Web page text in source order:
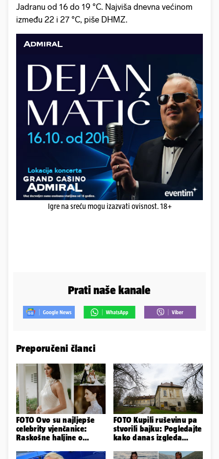
Jadranu od 16 do 19 °C. Najviša dnevna većinom
između 22 i 27 °C, piše DHMZ.
Igre na sreću mogu izazvati ovisnost. 18+
Prati naše kanale
Preporučeni članci
FOTO Ovo su najljepše
celebrity vjenčanice:
Raskošne haljine o
svijet
FOTO Kupili ruševinu pa
stvorili bajku: Pogledajte
kako danas izgleda